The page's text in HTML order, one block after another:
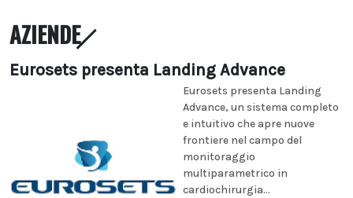
AZIENDE
Eurosets presenta Landing Advance
Eurosets presenta Landing
Advance, un sistema completo
e intuitivo che apre nuove
frontiere nel campo del
monitoraggio
multiparametrico in
cardiochirurgia...